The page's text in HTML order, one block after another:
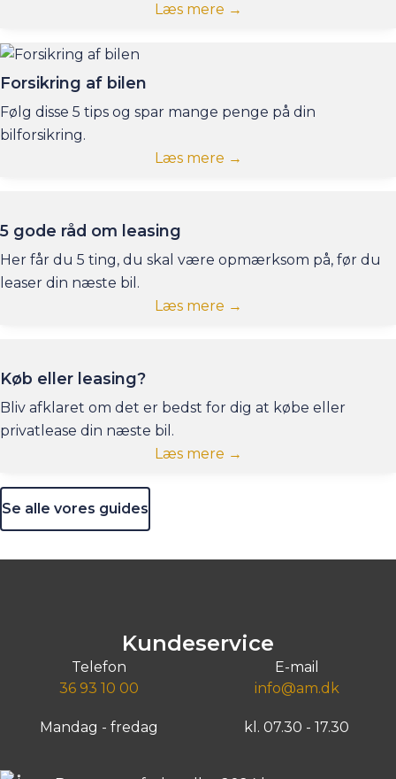
Læs mere →
Forsikring af bilen
Følg disse 5 tips og spar mange penge på din
bilforsikring.
Læs mere →
5 gode råd om leasing
Her får du 5 ting, du skal være opmærksom på, før du
leaser din næste bil.
Læs mere →
Køb eller leasing?
Bliv afklaret om det er bedst for dig at købe eller
privatlease din næste bil.
Læs mere →
Se alle vores guides
Kundeservice
Telefon
36 93 10 00
E-mail
info@am.dk
Mandag - fredag kl. 07.30 - 17.30